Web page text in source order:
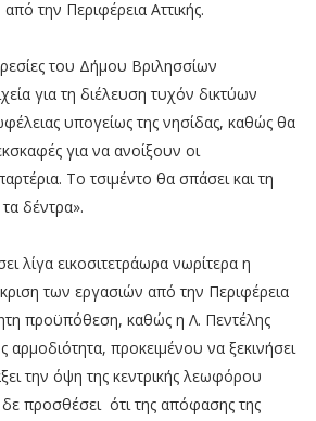
την Περιφέρεια Αττικής.
του Δήμου Βριλησσίων
για τη διέλευση τυχόν δικτύων
υπογείως της νησίδας, καθώς θα
για να ανοίξουν οι
Το τσιμέντο θα σπάσει και τη
δέντρα».
λίγα εικοσιτετράωρα νωρίτερα η
των εργασιών από την Περιφέρεια
προϋπόθεση, καθώς η Λ. Πεντέλης
αρμοδιότητα, προκειμένου να ξεκινήσει
την όψη της κεντρικής λεωφόρου
προσθέσει ότι της απόφασης της